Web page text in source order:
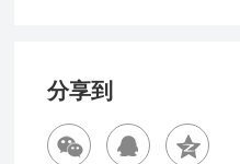
分享到